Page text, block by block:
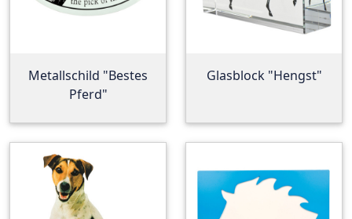
Metallschild "Bestes
Pferd"
Glasblock "Hengst"